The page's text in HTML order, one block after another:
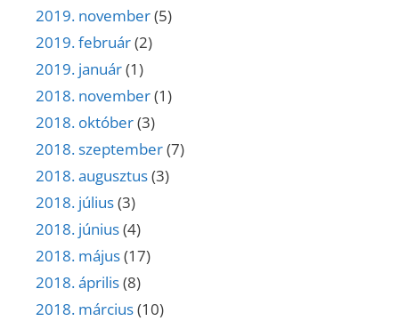
2019. november(5)
2019. február(2)
2019. január(1)
2018. november(1)
2018. október(3)
2018. szeptember(7)
2018. augusztus(3)
2018. július(3)
2018. június(4)
2018. május(17)
2018. április(8)
2018. március(10)